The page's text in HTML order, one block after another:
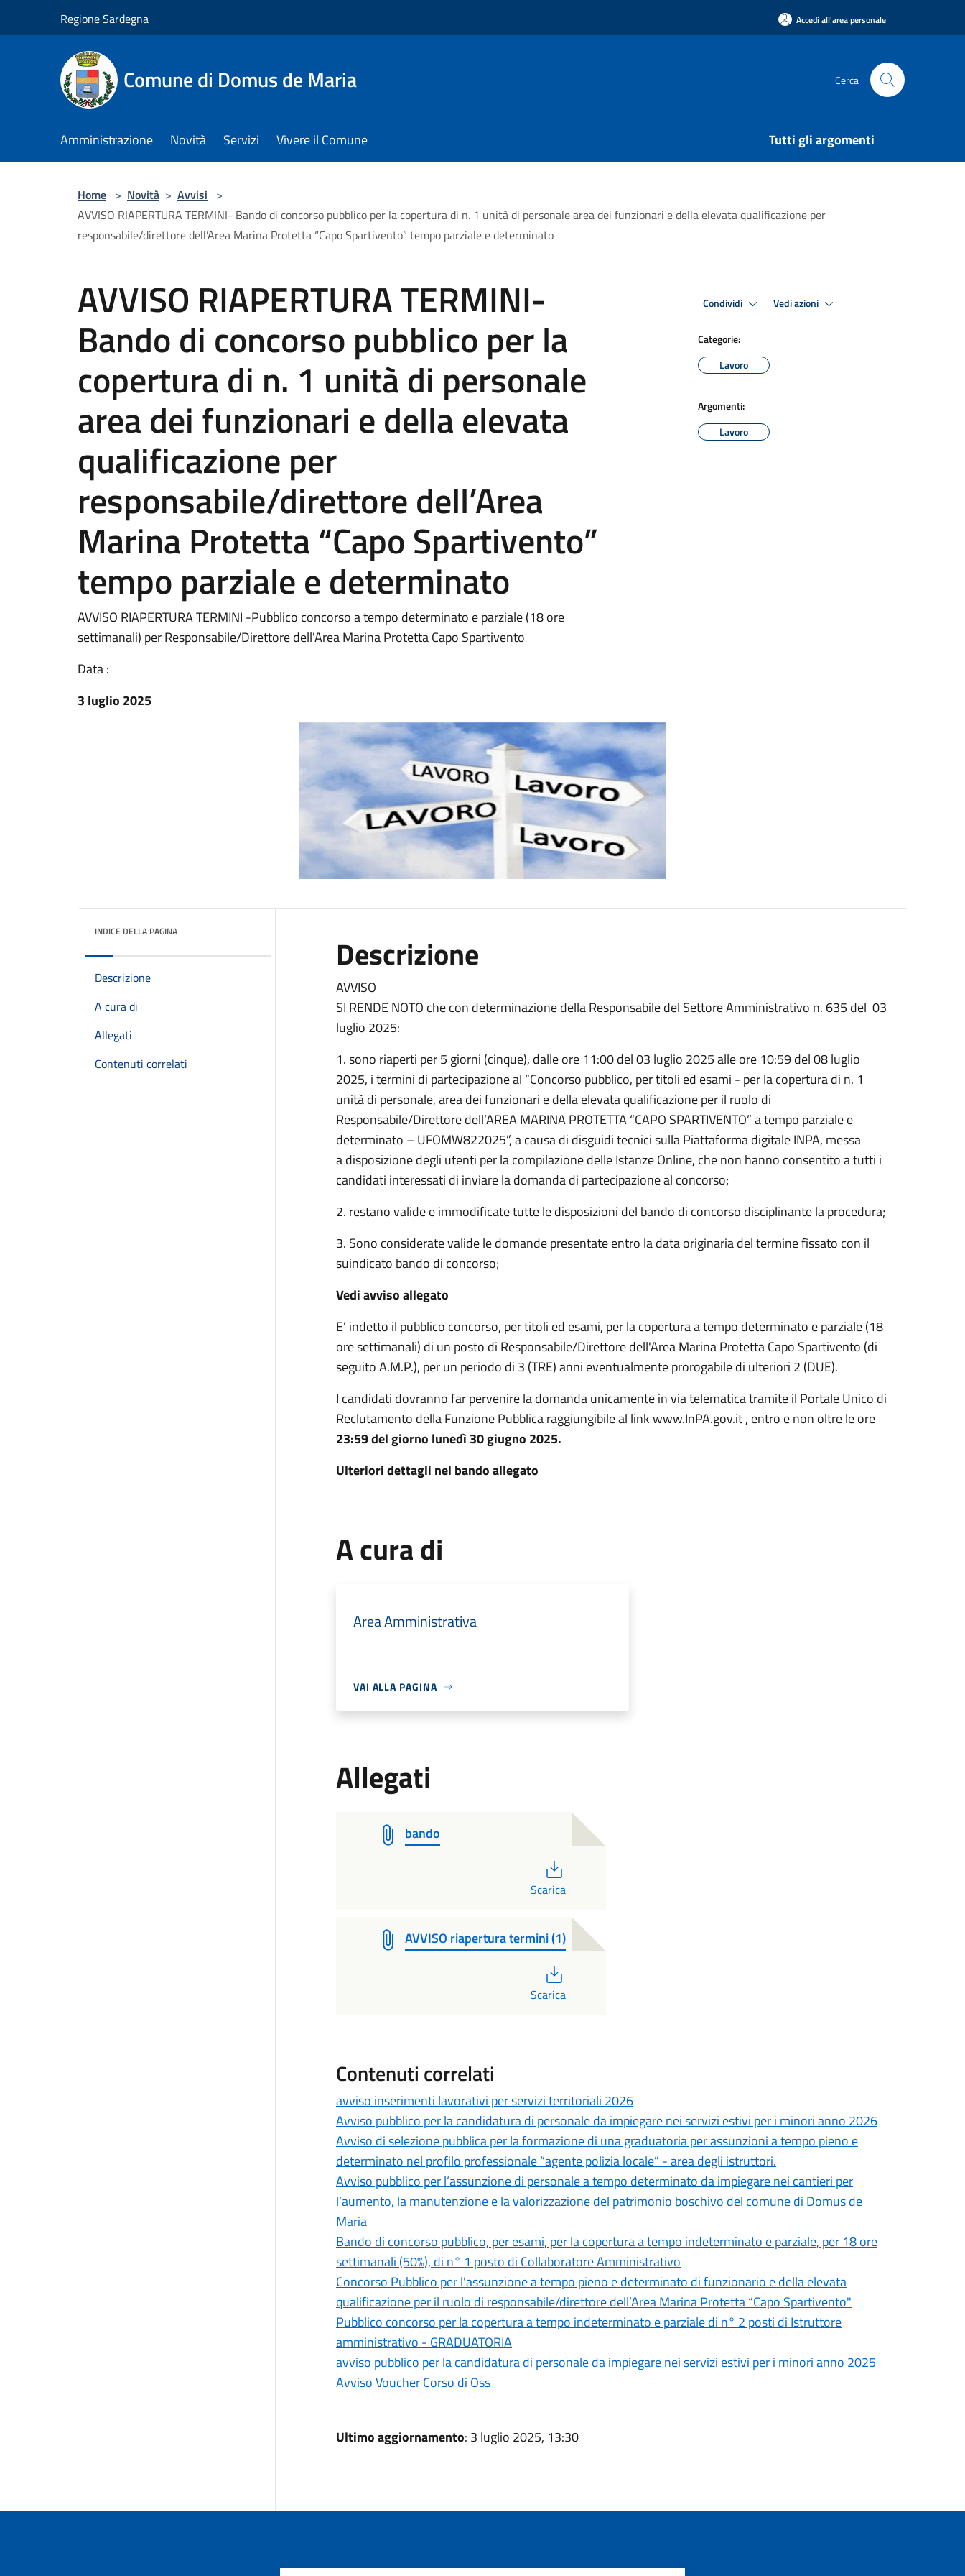
Regione Sardegna Accedi all'area personale
Comune di Domus de Maria Cerca
Amministrazione Novità Servizi Vivere il Comune Tutti gli argomenti
Home > Novità > Avvisi >
AVVISO RIAPERTURA TERMINI- Bando di concorso pubblico per la copertura di n. 1 unità di personale area dei funzionari e della elevata qualificazione per
responsabile/direttore dell’Area Marina Protetta “Capo Spartivento” tempo parziale e determinato
AVVISO RIAPERTURA TERMINI-
Bando di concorso pubblico per la
copertura di n. 1 unità di personale
area dei funzionari e della elevata
qualificazione per
responsabile/direttore dell’Area
Marina Protetta “Capo Spartivento”
tempo parziale e determinato
AVVISO RIAPERTURA TERMINI -Pubblico concorso a tempo determinato e parziale (18 ore
settimanali) per Responsabile/Direttore dell'Area Marina Protetta Capo Spartivento
Data :
3 luglio 2025
Condividi Vedi azioni
Categorie:
Lavoro
Argomenti:
Lavoro
INDICE DELLA PAGINA
Descrizione
A cura di
Allegati
Contenuti correlati
Descrizione
AVVISO
SI RENDE NOTO che con determinazione della Responsabile del Settore Amministrativo n. 635 del 03
luglio 2025:
1. sono riaperti per 5 giorni (cinque), dalle ore 11:00 del 03 luglio 2025 alle ore 10:59 del 08 luglio
2025, i termini di partecipazione al “Concorso pubblico, per titoli ed esami - per la copertura di n. 1
unità di personale, area dei funzionari e della elevata qualificazione per il ruolo di
Responsabile/Direttore dell’AREA MARINA PROTETTA “CAPO SPARTIVENTO” a tempo parziale e
determinato – UFOMW822025”, a causa di disguidi tecnici sulla Piattaforma digitale INPA, messa
a disposizione degli utenti per la compilazione delle Istanze Online, che non hanno consentito a tutti i
candidati interessati di inviare la domanda di partecipazione al concorso;
2. restano valide e immodificate tutte le disposizioni del bando di concorso disciplinante la procedura;
3. Sono considerate valide le domande presentate entro la data originaria del termine fissato con il
suindicato bando di concorso;
Vedi avviso allegato
E' indetto il pubblico concorso, per titoli ed esami, per la copertura a tempo determinato e parziale (18
ore settimanali) di un posto di Responsabile/Direttore dell'Area Marina Protetta Capo Spartivento (di
seguito A.M.P.), per un periodo di 3 (TRE) anni eventualmente prorogabile di ulteriori 2 (DUE).
I candidati dovranno far pervenire la domanda unicamente in via telematica tramite il Portale Unico di
Reclutamento della Funzione Pubblica raggiungibile al link www.InPA.gov.it , entro e non oltre le ore
23:59 del giorno lunedì 30giugno 2025.
Ulteriori dettagli nel bando allegato
A cura di
Area Amministrativa
VAI ALLA PAGINA
Allegati
bando
Scarica
AVVISO riapertura termini (1)
Scarica
Contenuti correlati
avviso inserimenti lavorativi per servizi territoriali 2026
Avviso pubblico per la candidatura di personale da impiegare nei servizi estivi per i minori anno 2026
Avviso di selezione pubblica per la formazione di una graduatoria per assunzioni a tempo pieno e
determinato nel profilo professionale “agente polizia locale” - area degli istruttori.
Avviso pubblico per l’assunzione di personale a tempo determinato da impiegare nei cantieri per
l’aumento, la manutenzione e la valorizzazione del patrimonio boschivo del comune di Domus de
Maria
Bando di concorso pubblico, per esami, per la copertura a tempo indeterminato e parziale, per 18 ore
settimanali (50%), di n° 1 posto di Collaboratore Amministrativo
Concorso Pubblico per l'assunzione a tempo pieno e determinato di funzionario e della elevata
qualificazione per il ruolo di responsabile/direttore dell’Area Marina Protetta “Capo Spartivento"
Pubblico concorso per la copertura a tempo indeterminato e parziale di n° 2 posti di Istruttore
amministrativo - GRADUATORIA
avviso pubblico per la candidatura di personale da impiegare nei servizi estivi per i minori anno 2025
Avviso Voucher Corso di Oss
Ultimo aggiornamento: 3 luglio 2025, 13:30